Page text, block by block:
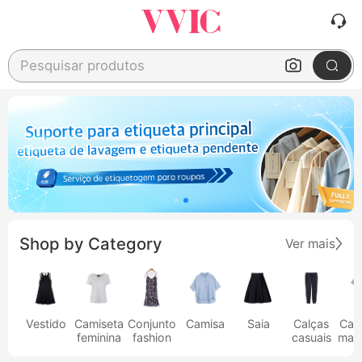
Pesquisar produtos
Shop by Category Ver mais
Vestido
Camiseta
feminina
Conjunto
fashion
Camisa Saia
Calças
casuais